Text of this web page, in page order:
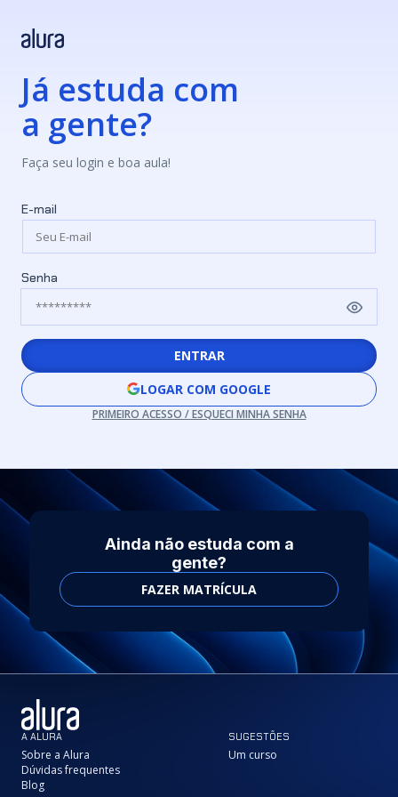
Já estuda com
a gente?
Faça seu login e boa aula!
E-mail
Senha
ENTRAR
LOGAR COM GOOGLE
PRIMEIRO ACESSO / ESQUECI MINHA SENHA
Ainda não estuda com a
gente?
FAZER MATRÍCULA
A ALURA
Sobre a Alura
Dúvidas frequentes
Blog
SUGESTÕES
Um curso